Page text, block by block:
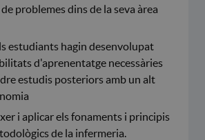
problemes dins de la seva àrea
estudiants hagin desenvolupat
d'aprenentatge necessàries
estudis posteriors amb un alt
i aplicar els fonaments i principis
de la infermeria.